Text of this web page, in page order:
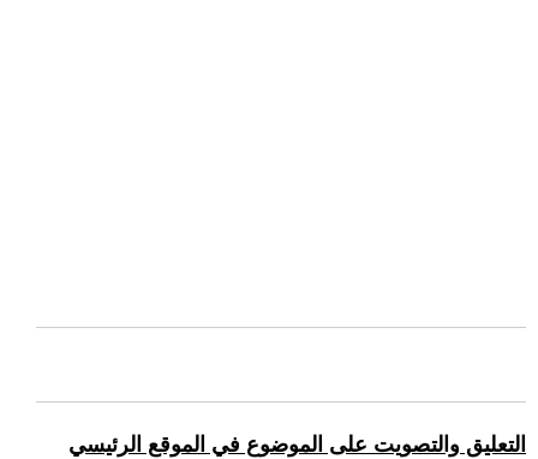
التعليق والتصويت على الموضوع في الموقع الرئيسي